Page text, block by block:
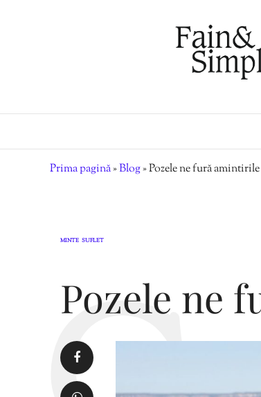
Prima pagină»Blog»Pozele ne fură amintirile
MINTE SUFLET
Pozele ne